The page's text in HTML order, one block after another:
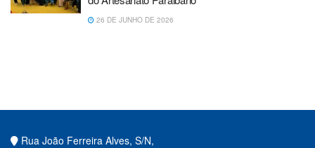
26 DE JUNHO DE 2026
Rua João Ferreira Alves, S/N,